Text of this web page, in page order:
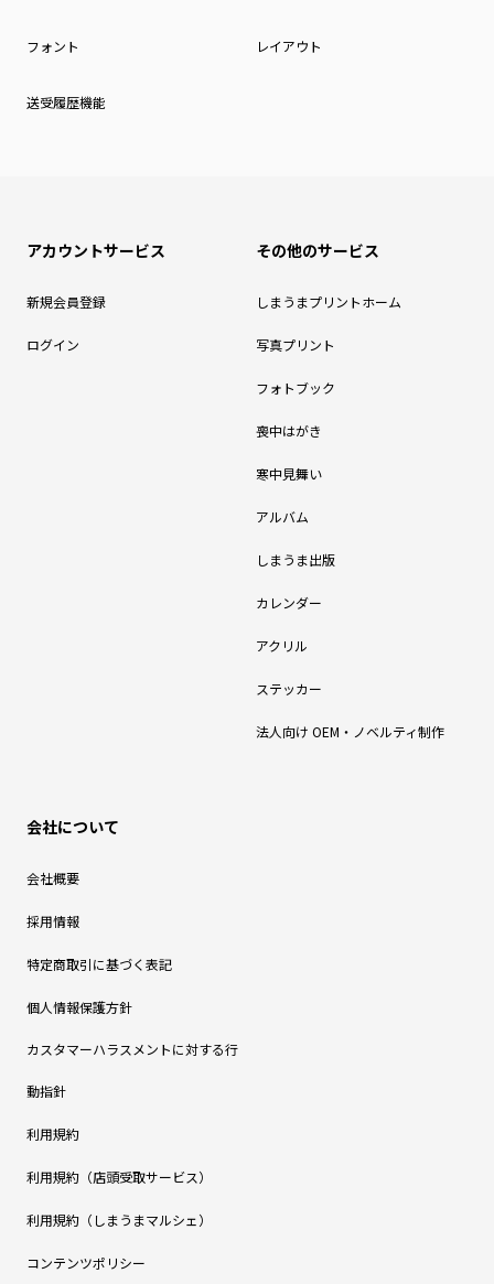
フォント レイアウト
送受履歴機能
アカウントサービス
新規会員登録
ログイン
その他のサービス
しまうまプリントホーム
写真プリント
フォトブック
喪中はがき
寒中見舞い
アルバム
しまうま出版
カレンダー
アクリル
ステッカー
法人向け OEM・ノベルティ制作
会社について
会社概要
採用情報
特定商取引に基づく表記
個人情報保護方針
カスタマーハラスメントに対する行
動指針
利用規約
利用規約（店頭受取サービス）
利用規約（しまうまマルシェ）
コンテンツポリシー